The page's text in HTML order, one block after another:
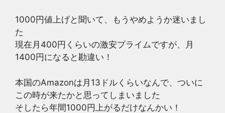
1000円値上げと聞いて、もうやめようか迷いまし
た
現在月400円くらいの激安プライムですが、月
1400円になると勘違い！
本国のAmazonは月13ドルくらいなんで、ついに
この時が来たかと思ってしまいました
そしたら年間1000円上がるだけなんかい！